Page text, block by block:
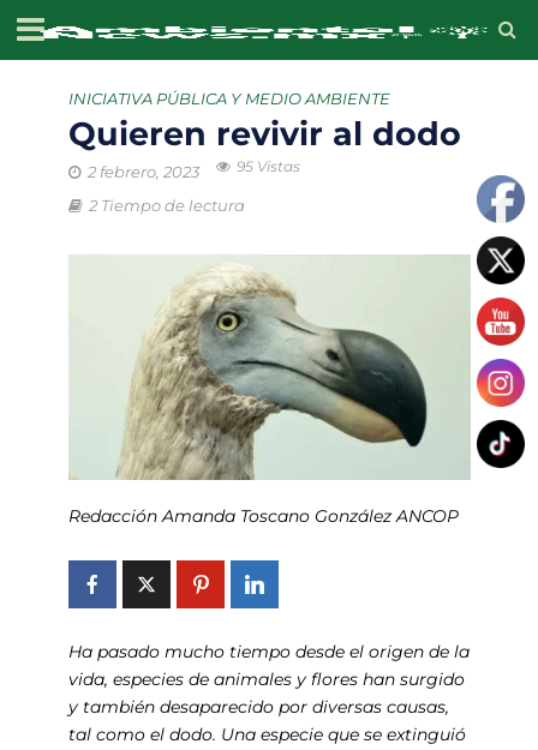
INICIATIVA PÚBLICA Y MEDIO AMBIENTE
Quieren revivir al dodo
2 febrero, 2023 95 Vistas
2 Tiempo de lectura
Redacción Amanda Toscano González ANCOP
Ha pasado mucho tiempo desde el origen de la
vida, especies de animales y flores han surgido
y también desaparecido por diversas causas,
tal como el dodo. Una especie que se extinguió